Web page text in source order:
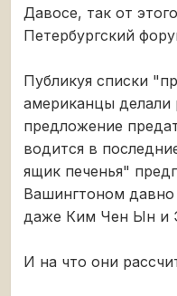
Давосе, так от
Петербургский
Публикуя списки
американцы делали
предложение
водится в
ящик печенья"
Вашингтоном
даже Ким Чен Ын и
И на что они